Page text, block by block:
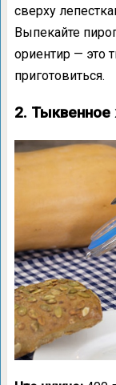
сверху
Выпекайте
ориентир — это
приготовиться.
2. Тыквенное